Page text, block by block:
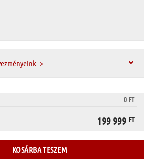
->
0 FT
199 999 FT
KOSÁRBA TESZEM